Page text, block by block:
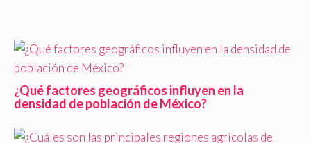
¿Qué factores geográficos influyen en la
densidad de población de México?